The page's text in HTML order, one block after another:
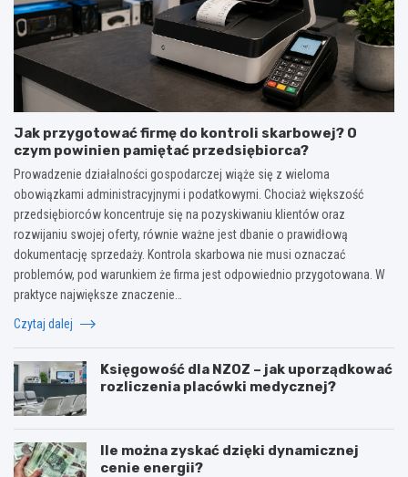
Jak przygotować firmę do kontroli skarbowej? O
czym powinien pamiętać przedsiębiorca?
Prowadzenie działalności gospodarczej wiąże się z wieloma
obowiązkami administracyjnymi i podatkowymi. Chociaż większość
przedsiębiorców koncentruje się na pozyskiwaniu klientów oraz
rozwijaniu swojej oferty, równie ważne jest dbanie o prawidłową
dokumentację sprzedaży. Kontrola skarbowa nie musi oznaczać
problemów, pod warunkiem że firma jest odpowiednio przygotowana. W
praktyce największe znaczenie…
Czytaj dalej
Księgowość dla NZOZ – jak uporządkować
rozliczenia placówki medycznej?
Ile można zyskać dzięki dynamicznej
cenie energii?